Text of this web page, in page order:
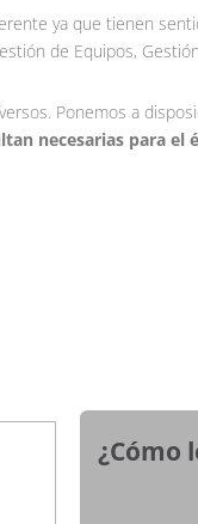
ya que tienen
de Equipos,
Ponemos a
necesarias para el
¿Cómo